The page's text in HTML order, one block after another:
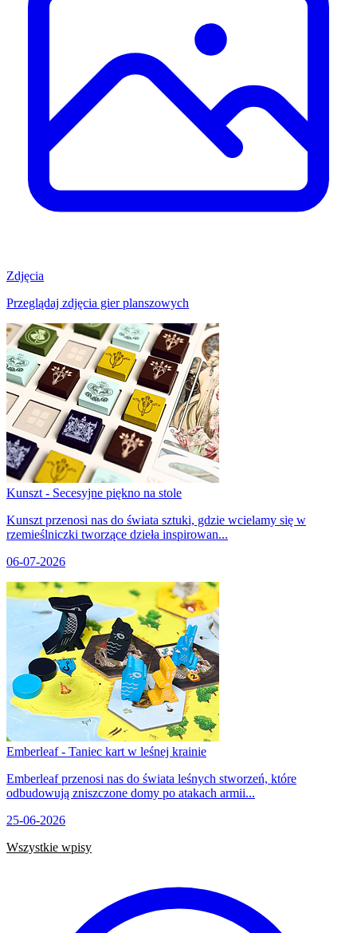
Zdjęcia
Przeglądaj zdjęcia gier planszowych
Kunszt - Secesyjne piękno na stole
Kunszt przenosi nas do świata sztuki, gdzie wcielamy się w
rzemieślniczki tworzące dzieła inspirowan...
06-07-2026
Emberleaf - Taniec kart w leśnej krainie
Emberleaf przenosi nas do świata leśnych stworzeń, które
odbudowują zniszczone domy po atakach armii...
25-06-2026
Wszystkie wpisy